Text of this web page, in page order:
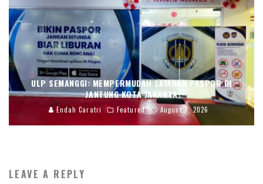
ULP SEMANGGI: MEMPERMUDAH LAYANAN PASPOR DI
JANTUNG KOTA JAKARTA
Endah Caratri Featured August 7, 2026
LEAVE A REPLY